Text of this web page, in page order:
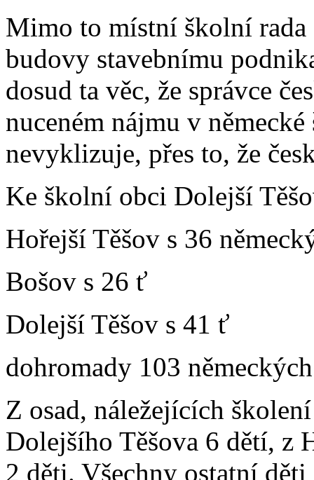
Mimo to místní školní rada
budovy stavebnímu
dosud ta věc, že správce
nuceném nájmu v
nevyklizuje, přes to, že
Ke školní obci Dolejší
Hořejší Těšov s 36
Bošov s 26 ť
Dolejší Těšov s 41 ť
dohromady 103
Z osad, náležejících
Dolejšího Těšova 6 dětí, z
2 děti. Všechny ostatní